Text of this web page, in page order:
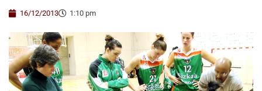
16/12/2013 1:10 pm